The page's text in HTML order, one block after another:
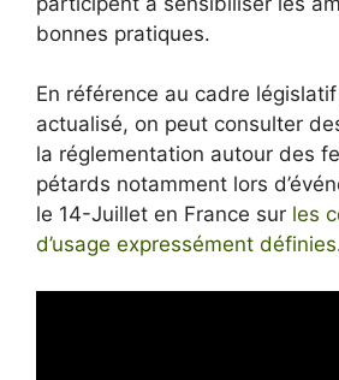
bonnes pratiques.
En référence au cadre
actualisé, on peut consulter
la réglementation autour des
pétards notamment lors
le 14-Juillet en France sur les
d’usage expressément définies